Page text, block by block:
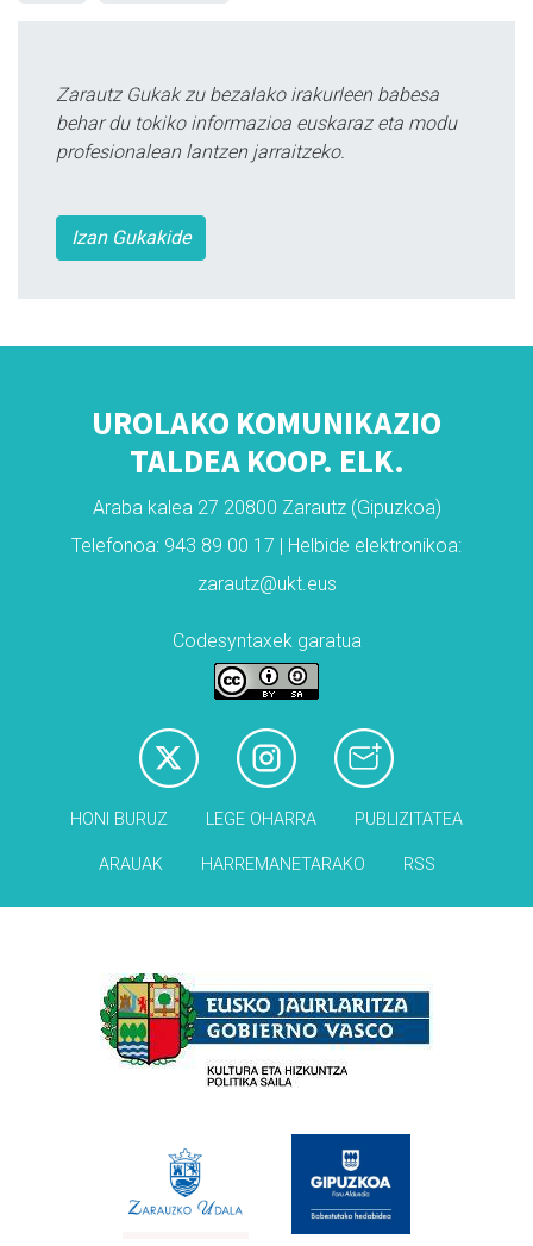
Zarautz Gukak zu bezalako irakurleen babesa
behar du tokiko informazioa euskaraz eta modu
profesionalean lantzen jarraitzeko.
Izan Gukakide
UROLAKO KOMUNIKAZIO
TALDEA KOOP. ELK.
Araba kalea 27 20800 Zarautz (Gipuzkoa)
Telefonoa: 943 89 00 17 | Helbide elektronikoa:
zarautz@ukt.eus
Codesyntaxek garatua
HONI BURUZ LEGE OHARRA PUBLIZITATEA
ARAUAK HARREMANETARAKO RSS